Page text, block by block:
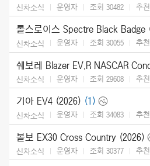
신차소식 운영자 조회 30482 추천
신차소식 운영자 조회 30055 추천
신차소식 운영자 조회 29608 추천
기아 EV4 (2026) (1)
신차소식 운영자 조회 34083 추천
볼보 EX30 Cross Country (2026)
신차소식 운영자 조회 30377 추천